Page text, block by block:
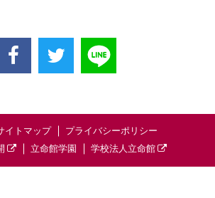
イトマップ
プライバシーポリシー
立命館学園 学校法人立命館